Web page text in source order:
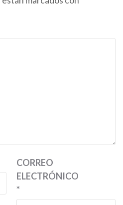
CORREO
ELECTRÓNICO
*